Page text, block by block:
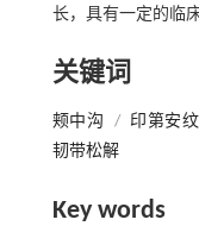
长，具有一定的临
关键词
颊中沟 / 印第安纹
韧带松解
Key words